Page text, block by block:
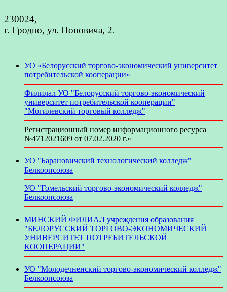
230024,
г. Гродно, ул. Поповича, 2.
УО «Белорусский торгово-экономический университет
потребительской кооперации»
Филилал УО "Белорусский торгово-экономический
университет потребительской кооперации"
"Могилевский торговый колледж"
Регистрационный номер информационного ресурса
№4712021609 от 07.02.2020 г.»
УО "Барановичский технологический колледж"
Белкоопсоюза
УО "Гомельский торгово-экономический колледж"
Белкоопсоюза
МИНСКИЙ ФИЛИАЛ учреждения образования
"БЕЛОРУССКИЙ ТОРГОВО-ЭКОНОМИЧЕСКИЙ
УНИВЕРСИТЕТ ПОТРЕБИТЕЛЬСКОЙ
КООПЕРАЦИИ"
УО "Молодечненский торгово-экономический колледж"
Белкоопсоюза